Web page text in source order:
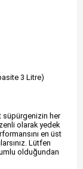
3 Litre)
süpürgenizin her
olarak yedek
en üst
Lütfen
olduğundan